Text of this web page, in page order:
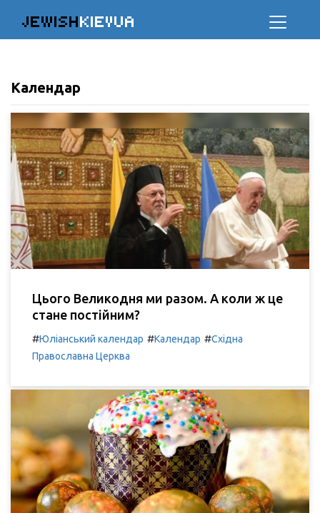
JEWISHKIEVUA
Календар
Цього Великодня ми разом. А коли ж це
стане постійним?
#Юліанський календар #Календар #Східна
Православна Церква